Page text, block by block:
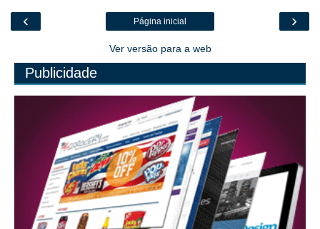
‹ ›
Página inicial
Ver versão para a web
Publicidade